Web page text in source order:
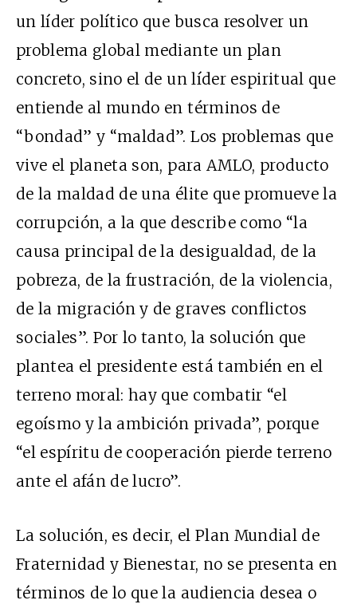
un líder político que busca resolver un
problema global mediante un plan
concreto, sino el de un líder espiritual que
entiende al mundo en términos de
“bondad” y “maldad”. Los problemas que
vive el planeta son, para AMLO, producto
de la maldad de una élite que promueve la
corrupción, a la que describe como “la
causa principal de la desigualdad, de la
pobreza, de la frustración, de la violencia,
de la migración y de graves conflictos
sociales”. Por lo tanto, la solución que
plantea el presidente está también en el
terreno moral: hay que combatir “el
egoísmo y la ambición privada”, porque
“el espíritu de cooperación pierde terreno
ante el afán de lucro”.
La solución, es decir, el Plan Mundial de
Fraternidad y Bienestar, no se presenta en
términos de lo que la audiencia desea o